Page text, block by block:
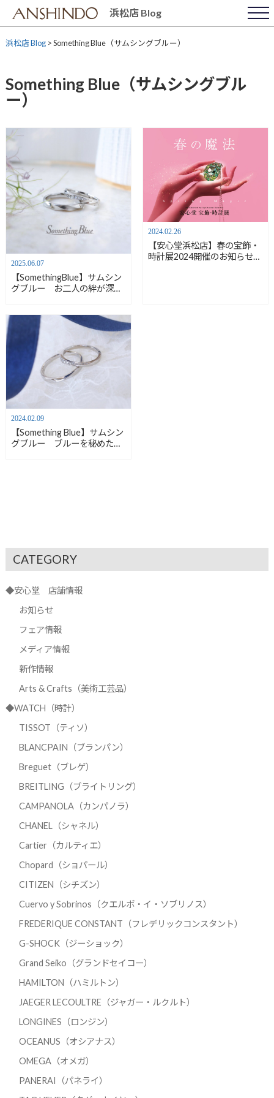
content
浜松店 Blog
浜松店 Blog>Something Blue（サムシングブルー）
Something Blue（サムシングブル
ー）
2025.06.07
【SomethingBlue】サムシン
グブルー お二人の絆が深ま
2024.02.26
【安心堂浜松店】春の宝飾・
時計展2024開催のお知らせ
2024.02.09
【Something Blue】サムシン
グブルー ブルーを秘めたス
CATEGORY
◆安心堂 店舗情報
お知らせ
フェア情報
メディア情報
新作情報
Arts & Crafts（美術工芸品）
◆WATCH（時計）
TISSOT（ティソ）
BLANCPAIN（ブランパン）
Breguet（ブレゲ）
BREITLING（ブライトリング）
CAMPANOLA（カンパノラ）
CHANEL（シャネル）
Cartier（カルティエ）
Chopard（ショパール）
CITIZEN（シチズン）
Cuervo y Sobrinos（クエルボ・イ・ソブリノス）
FREDERIQUE CONSTANT（フレデリックコンスタント）
G-SHOCK（ジーショック）
Grand Seiko（グランドセイコー）
HAMILTON（ハミルトン）
JAEGER LECOULTRE（ジャガー・ルクルト）
LONGINES（ロンジン）
OCEANUS（オシアナス）
OMEGA（オメガ）
PANERAI（パネライ）